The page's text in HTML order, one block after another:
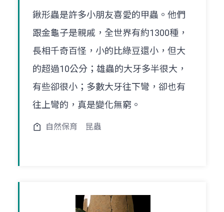
鍬形蟲是許多小朋友喜愛的甲蟲。他們
跟金龜子是親戚，全世界有約1300種，
長相千奇百怪，小的比綠豆還小，但大
的超過10公分；雄蟲的大牙多半很大，
有些卻很小；多數大牙往下彎，卻也有
往上彎的，真是變化無窮。
自然保育 昆蟲